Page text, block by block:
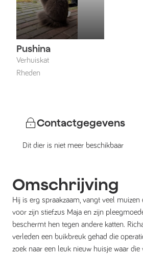
Pushina
Verhuiskat
Rheden
Contactgegevens
Dit dier is niet meer beschikbaar
Omschrijving
Hij is erg spraakzaam, vangt veel muizen
voor zijn stiefzus Maja en zijn
beschermt hen tegen andere katten.
verleden een buikbreuk gehad die
zoek naar een leuk nieuw huisje waar